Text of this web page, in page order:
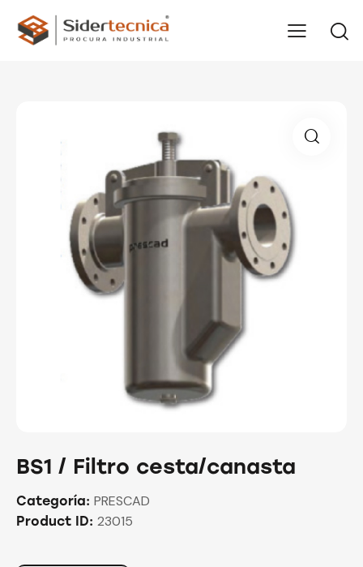
BS1 / Filtro cesta/canasta
Categoría: PRESCAD
Product ID: 23015